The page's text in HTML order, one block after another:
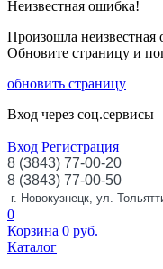
Неизвестная ошибка!
Произошла неизвестная
Обновите страницу и
обновить страницу
Вход через соц.сервисы
Вход Регистрация
8 (3843) 77-00-20
8 (3843) 77-00-50
г. Новокузнецк, ул.
0
Корзина 0 руб.
Каталог